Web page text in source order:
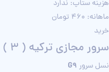
هزینه ستاپ: ندارد
ماهانه: 460 تومان
خرید
سرور مجازی ترکیه ( 3 )
نسل سرور G9